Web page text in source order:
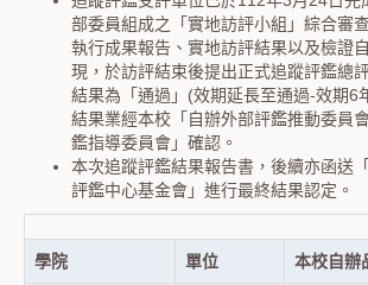
部委員組成之「實地訪評小組」綜合審
執行成果報告、實地訪評結果以及檢證
現，於訪評結束後提出正式追蹤評鑑總
結果為「通過」(效期延長至通過-效期6
結果業經本校「自辦外部評鑑推動委員
鑑指導委員會」確認。
本次追蹤評鑑結果報告書，後續亦函送
評鑑中心基金會」進行最終結果認定。
學院
單位 本校自辦